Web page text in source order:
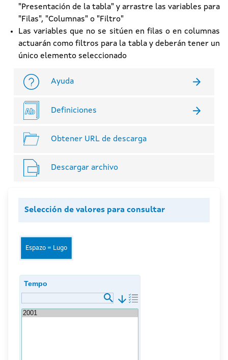
"Presentación de la tabla" y arrastre las variables para
"Filas", "Columnas" o "Filtro"
Las variables que no se sitúen en filas o en columnas
actuarán como filtros para la tabla y deberán tener un
único elemento seleccionado
Ayuda
Definiciones
Obtener URL de descarga
Descargar archivo
Selección de valores para consultar
Espazo = Lugo
Tempo
arrow_downward